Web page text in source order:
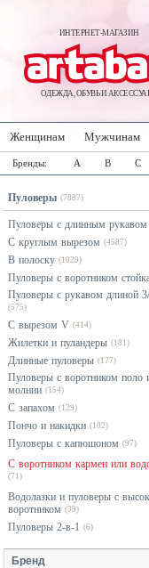
ИНТЕРНЕТ-МАГАЗИН
ОДЕЖДА, ОБУВЬ И
Женщинам Мужчинам
Бренды: A B C
Пуловеры (7887)
Пуловеры с длинным рукавом
С круглым вырезом (4587)
В полоску (1029)
Пуловеры с воротником
Пуловеры с рукавом длиной
(575)
С вырезом V (414)
Жилетки и пуландеры (181)
Длинные пуловеры (177)
Пуловеры с воротником поло
молнии (154)
С запахом (129)
Пончо и накидки (102)
Пуловеры с капюшоном (97)
С воротником кармен или
(71)
Водолазки и пуловеры с
воротником (39)
Пуловеры 2-в-1 (6)
Бренд